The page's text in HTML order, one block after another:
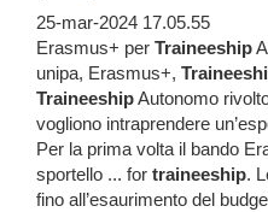
25-mar-2024 17.05.55
Erasmus+ per Traineeship
unipa, Erasmus+,
TraineeshipAutonomo
vogliono intraprendere
Per la prima volta il bando
sportello ... for traineeship.
fino all’esaurimento del